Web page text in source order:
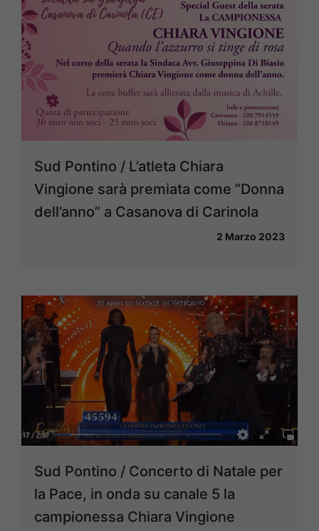
Sud Pontino / L’atleta Chiara
Vingione sarà premiata come “Donna
dell’anno” a Casanova di Carinola
2 Marzo 2023
Sud Pontino / Concerto di Natale per
la Pace, in onda su canale 5 la
campionessa Chiara Vingione